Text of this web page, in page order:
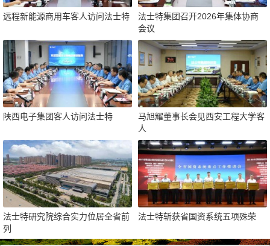
远程新能源商用车客人访问法士特
法士特集团召开2026年集体协商
会议
陕西电子集团客人访问法士特
马旭耀董事长会见西安工程大学客
人
法士特研究院综合实力位居全省前
列
法士特斩获省国资系统五项殊荣